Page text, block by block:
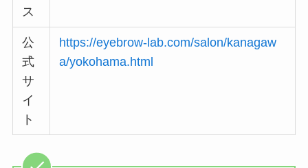
ス
公
式
サ
イ
ト
https://eyebrow-lab.com/salon/kanagaw
a/yokohama.html